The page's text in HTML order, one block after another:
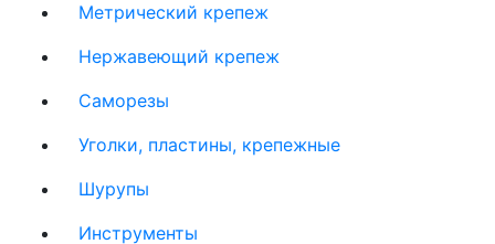
Метрический крепеж
Нержавеющий крепеж
Саморезы
Уголки, пластины, крепежные
Шурупы
Инструменты